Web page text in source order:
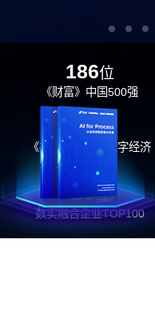
186位
《财富》中国500强
29位
《福布斯》中国数字经济
100强
26位
数实融合企业TOP100